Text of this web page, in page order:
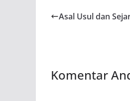
Asal Usul dan
Komentar